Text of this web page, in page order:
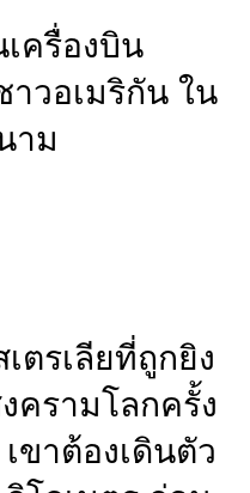
ครื่องบิน
าวอเมริกัน ใน
าม
ตรเลียที่ถูกยิง
ครามโลกครั้ง
ขาต้องเดินตัว